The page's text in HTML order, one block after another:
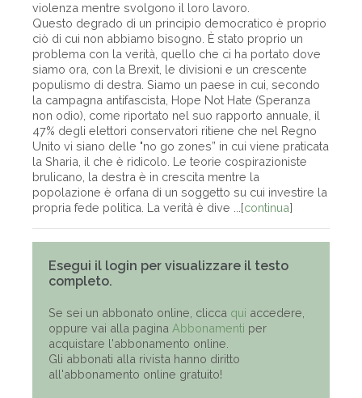
violenza mentre svolgono il loro lavoro.
Questo degrado di un principio democratico è proprio
ciò di cui non abbiamo bisogno. È stato proprio un
problema con la verità, quello che ci ha portato dove
siamo ora, con la Brexit, le divisioni e un crescente
populismo di destra. Siamo un paese in cui, secondo
la campagna antifascista, Hope Not Hate (Speranza
non odio), come riportato nel suo rapporto annuale, il
47% degli elettori conservatori ritiene che nel Regno
Unito vi siano delle "no go zones” in cui viene praticata
la Sharia, il che è ridicolo. Le teorie cospirazioniste
brulicano, la destra è in crescita mentre la
popolazione è orfana di un soggetto su cui investire la
propria fede politica. La verità è dive ...[continua]
Esegui il login per visualizzare il testo
completo.
Se sei un abbonato online, clicca qui accedere,
oppure vai alla pagina Abbonamenti per
acquistare l'abbonamento online.
Gli abbonati alla rivista hanno diritto
all'abbonamento online gratuito!